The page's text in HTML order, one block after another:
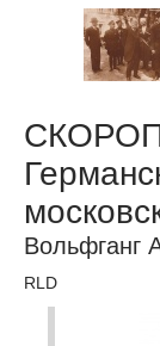
Вольфганг
RLD